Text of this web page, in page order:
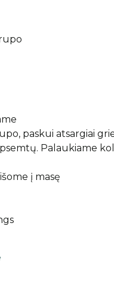
paskui atsargiai
Palaukiame
į masę